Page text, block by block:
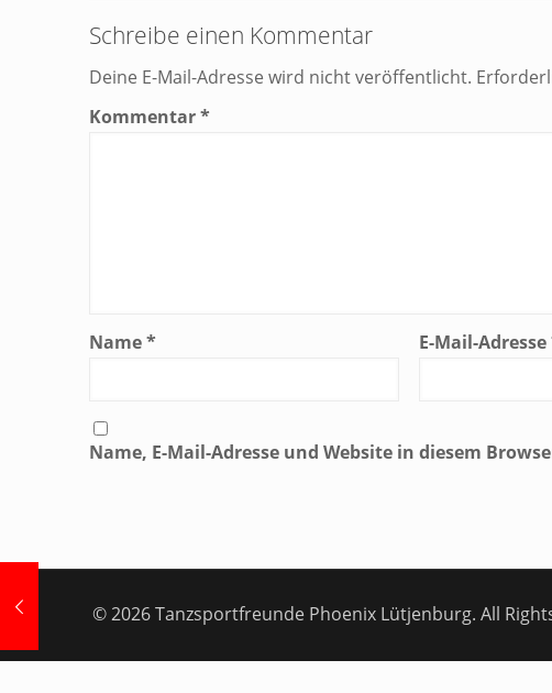
Schreibe einen Kommentar
Deine E-Mail-Adresse wird nicht veröffentlicht.
Kommentar*
Name* E-Mail-Adresse
Name, E-Mail-Adresse und Website in diesem
© 2026 Tanzsportfreunde Phoenix Lütjenburg. All